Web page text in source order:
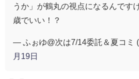
うか」が鶴丸の視点になるんです
歳でいい！？
— ふぉゆ@次は7/14委託＆夏コミ
月19日